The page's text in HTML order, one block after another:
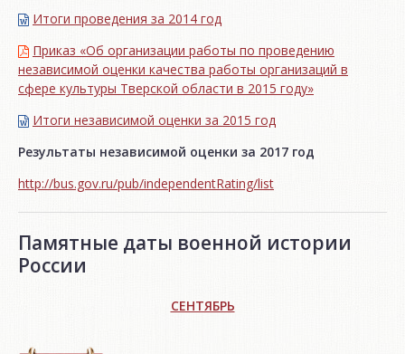
Итоги проведения за 2014 год
Приказ «Об организации работы по проведению
независимой оценки качества работы организаций в
сфере культуры Тверской области в 2015 году»
Итоги независимой oценки за 2015 год
Результаты независимой оценки за 2017 год
http://bus.gov.ru/pub/independentRating/list
Памятные даты военной истории
России
СЕНТЯБРЬ